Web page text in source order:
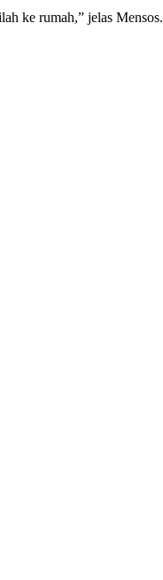
ke rumah,” jelas Mensos.